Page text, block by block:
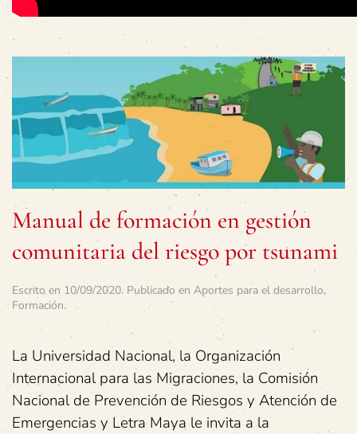
Manual de formación en gestión
comunitaria del riesgo por tsunami
Escrito en 10/09/2020. Publicado en Aportes para el desarrollo,
Formación.
La Universidad Nacional, la Organización
Internacional para las Migraciones, la Comisión
Nacional de Prevención de Riesgos y Atención de
Emergencias y Letra Maya le invita a la